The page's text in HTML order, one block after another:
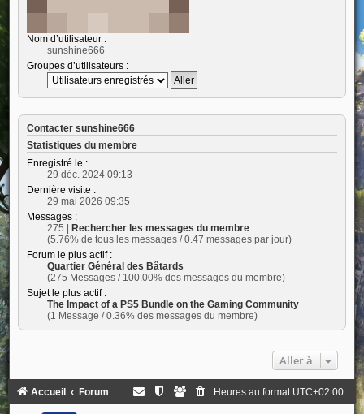
Nom d’utilisateur :
sunshine666
Groupes d’utilisateurs :
Contacter sunshine666
Statistiques du membre
Enregistré le :
29 déc. 2024 09:13
Dernière visite :
29 mai 2026 09:35
Messages :
275 | Rechercher les messages du membre
(5.76% de tous les messages / 0.47 messages par jour)
Forum le plus actif :
Quartier Général des Bâtards
(275 Messages / 100.00% des messages du membre)
Sujet le plus actif :
The Impact of a PS5 Bundle on the Gaming Community
(1 Message / 0.36% des messages du membre)
Aller à
Accueil Forum Heures au format UTC+02:00